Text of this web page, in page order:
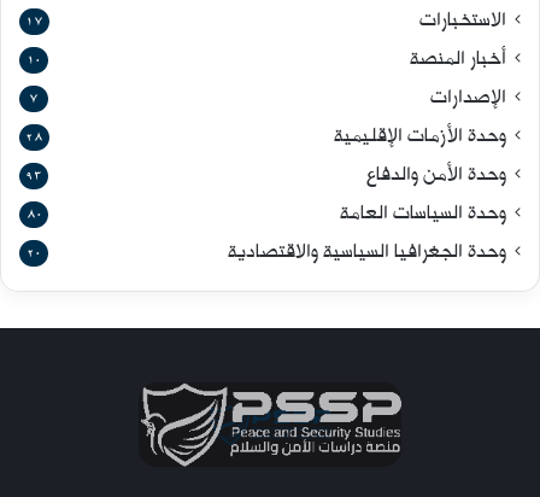
الاستخبارات 17
أخبار المنصة 10
الإصدارات 7
وحدة الأزمات الإقليمية 28
وحدة الأمن والدفاع 93
وحدة السياسات العامة 80
وحدة الجغرافيا السياسية والاقتصادية 20